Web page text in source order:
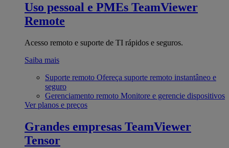
Uso pessoal e PMEs TeamViewer
Remote
Acesso remoto e suporte de TI rápidos e seguros.
Saiba mais
Suporte remoto Ofereça suporte remoto instantâneo e
seguro
Gerenciamento remoto Monitore e gerencie dispositivos
Ver planos e preços
Grandes empresas TeamViewer
Tensor